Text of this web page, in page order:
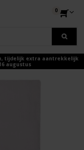
0
tijdelijk extra aantrekkelijk
augustus